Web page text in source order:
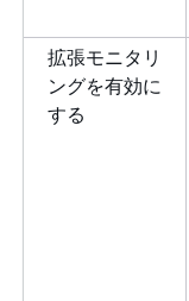
拡張モニタリ
ングを有効に
する